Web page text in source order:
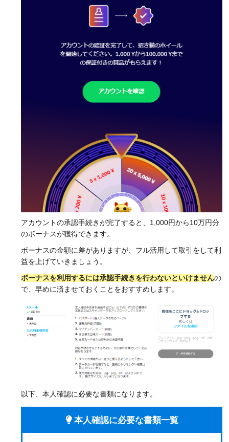
アカウントの承認手続きが完了すると、1,000円から10万円分
のボーナスが獲得できます。
ボーナスの金額に差がありますが、フル活用して取引をして利
益を上げていきましょう。
ボーナスを利用するには承認手続きを行わないといけませんの
で、早めに済ませておくことをおすすめします。
以下、本人確認に必要な書類になります。
本人確認に必要な書類一覧